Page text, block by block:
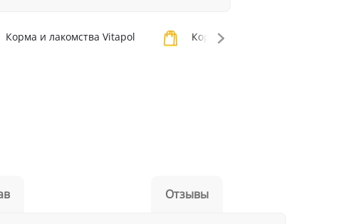
Корма и лакомства Vitapol Корма и лакомства
Отзывы